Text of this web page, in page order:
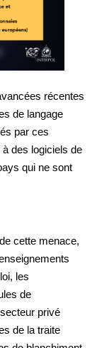
récentes
de langage
par ces
des logiciels de
qui ne sont
cette menace,
les
de
privé
de la traite